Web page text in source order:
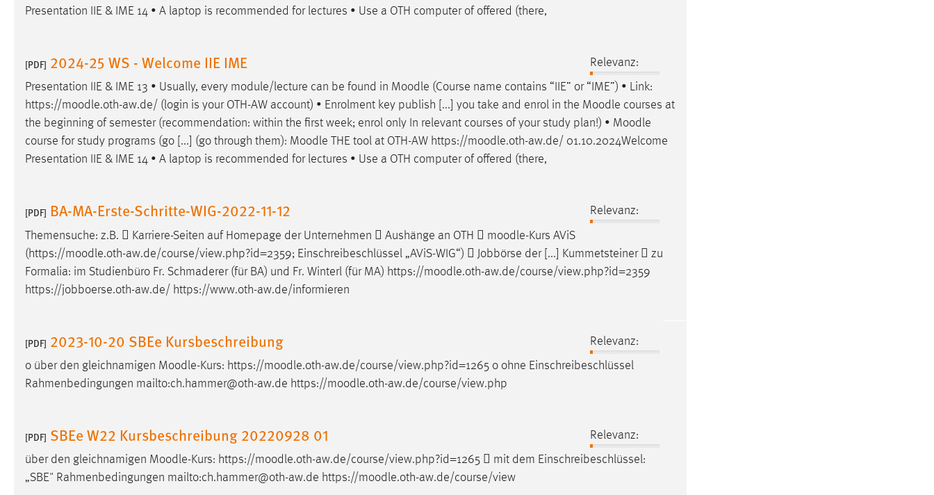
Presentation IIE & IME 14 • A laptop is recommended for lectures • Use a OTH computer of offered (there,
[PDF] 2024-25 WS - Welcome IIE IME
Relevanz:
Presentation IIE & IME 13 • Usually, every module/lecture can be found in Moodle (Course name contains “IIE” or “IME”) • Link:
https://moodle.oth-aw.de/ (login is your OTH-AW account) • Enrolment key publish [...] you take and enrol in the Moodle courses at
the beginning of semester (recommendation: within the first week; enrol only In relevant courses of your study plan!) • Moodle
course for study programs (go [...] (go through them): Moodle THE tool at OTH-AW https://moodle.oth-aw.de/ 01.10.2024Welcome
Presentation IIE & IME 14 • A laptop is recommended for lectures • Use a OTH computer of offered (there,
[PDF] BA-MA-Erste-Schritte-WIG-2022-11-12
Relevanz:
Themensuche: z.B.  Karriere-Seiten auf Homepage der Unternehmen  Aushänge an OTH  moodle-Kurs AViS
(https://moodle.oth-aw.de/course/view.php?id=2359; Einschreibeschlüssel „AViS-WIG“)  Jobbörse der [...] Kummetsteiner  zu
Formalia: im Studienbüro Fr. Schmaderer (für BA) und Fr. Winterl (für MA) https://moodle.oth-aw.de/course/view.php?id=2359
https://jobboerse.oth-aw.de/ https://www.oth-aw.de/informieren
[PDF] 2023-10-20 SBEe Kursbeschreibung
Relevanz:
o über den gleichnamigen Moodle-Kurs: https://moodle.oth-aw.de/course/view.php?id=1265 o ohne Einschreibeschlüssel
Rahmenbedingungen mailto:ch.hammer@oth-aw.de https://moodle.oth-aw.de/course/view.php
[PDF] SBEe W22 Kursbeschreibung 20220928 01
Relevanz:
über den gleichnamigen Moodle-Kurs: https://moodle.oth-aw.de/course/view.php?id=1265  mit dem Einschreibeschlüssel:
„SBE" Rahmenbedingungen mailto:ch.hammer@oth-aw.de https://moodle.oth-aw.de/course/view
Marketing Cookies werden von Drittanbietern
Sie tun dies, indem sie Besucher über Websites
hinweg verfolgen.
Google Ads
Cookie Laufzeit: 3 Monate
Facebook Pixel
Anbieter: Facebook
Zweck: Conversion-Tracking
EXTERNE MEDIEN
Um Inhalte von Videoplattformen und Social Media